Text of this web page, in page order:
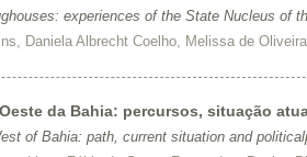
experiences of the State Nucleus of
Daniela Albrecht Coelho, Melissa de
da Bahia: percursos, situação
of Bahia: path, current situation and